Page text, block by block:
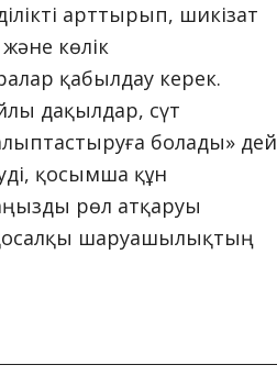
арттырып, шикізат
көлік
қабылдау керек.
дақылдар, сүт
болады» дей
қосымша құн
рөл атқаруы
қосалқы шаруашылықтың